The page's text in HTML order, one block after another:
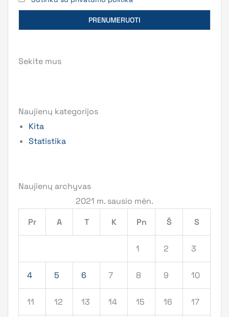
Sekite mus
Naujienų kategorijos
Kita
Statistika
Naujienų archyvas
2021 m. sausio mėn.
Pr
A T K Pn Š S
1 2 3
4 5 6 7 8 9 10
11 12 13 14 15 16 17